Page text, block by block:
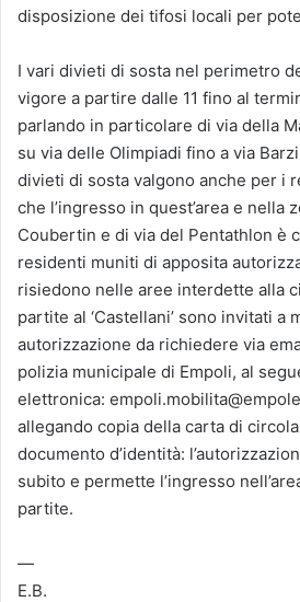
disposizione dei tifosi locali per
I vari divieti di sosta nel perimetro
vigore a partire dalle 11 fino al
parlando in particolare di via della
su via delle Olimpiadi fino a via
divieti di sosta valgono anche per i
che l’ingresso in quest’area e nella
Coubertin e di via del Pentathlon è
residenti muniti di apposita
risiedono nelle aree interdette alla
partite al ‘Castellani’ sono invitati a
autorizzazione da richiedere via
polizia municipale di Empoli, al
elettronica:
allegando copia della carta di
documento d’identità:
subito e permette l’ingresso
partite.
—
E.B.